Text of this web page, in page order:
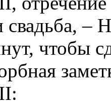
–
чтобы